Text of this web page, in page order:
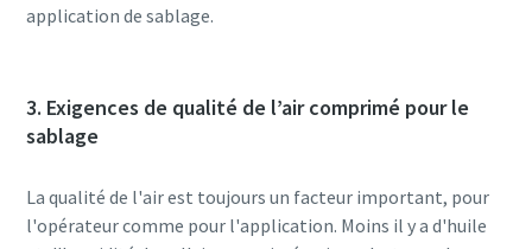
application de sablage.
3. Exigences de qualité de l’air comprimé pour le
sablage
La qualité de l'air est toujours un facteur important, pour
l'opérateur comme pour l'application. Moins il y a d'huile